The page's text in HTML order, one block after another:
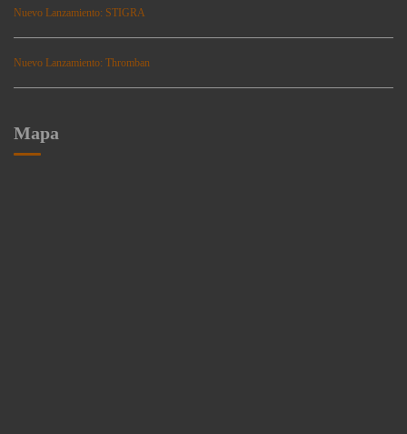
Nuevo Lanzamiento: STIGRA
Nuevo Lanzamiento: Thromban
Mapa